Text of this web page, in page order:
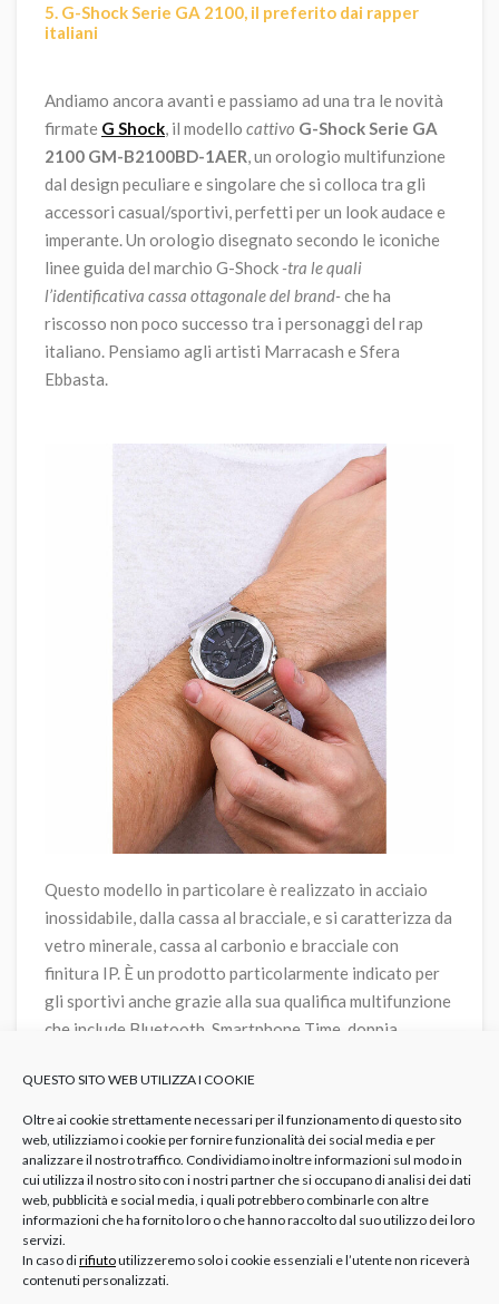
QUESTO SITO WEB UTILIZZA I COOKIE
Oltre ai cookie strettamente necessari per il funzionamento di questo sito
web, utilizziamo i cookie per fornire funzionalità dei social media e per
analizzare il nostro traffico. Condividiamo inoltre informazioni sul modo in
cui utilizza il nostro sito con i nostri partner che si occupano di analisi dei dati
web, pubblicità e social media, i quali potrebbero combinarle con altre
informazioni che ha fornito loro o che hanno raccolto dal suo utilizzo dei loro
servizi.
In caso dirifiutoutilizzeremo solo i cookie essenziali e l’utente non riceverà
contenuti personalizzati.
5. G-Shock Serie GA 2100, il preferito dai rapper
italiani
Andiamo ancora avanti e passiamo ad una tra le novità
firmate G Shock, il modello cattivo G-Shock Serie GA
2100 GM-B2100BD-1AER, un orologio multifunzione
dal design peculiare e singolare che si colloca tra gli
accessori casual/sportivi, perfetti per un look audace e
imperante. Un orologio disegnato secondo le iconiche
linee guida del marchio G-Shock-tra le quali
l’identificativa cassa ottagonale del brand-che ha
riscosso non poco successo tra i personaggi del rap
italiano. Pensiamo agli artisti Marracash e Sfera
Ebbasta.
Questo modello in particolare è realizzato in acciaio
inossidabile, dalla cassa al bracciale, e si caratterizza da
vetro minerale, cassa al carbonio e bracciale con
finitura IP. È un prodotto particolarmente indicato per
gli sportivi anche grazie alla sua qualifica multifunzione
che include Bluetooth, Smartphone Time, doppia
impermeabilità, ricerca telefono e calendario
automatico.
G-SHOCK
orologio g-shock nero digitale uomo
<